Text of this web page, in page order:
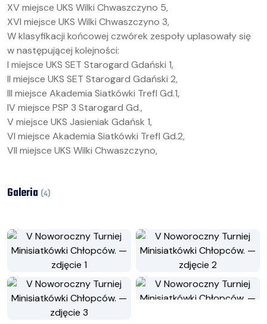
XV miejsce UKS Wilki Chwaszczyno 5,
XVI miejsce UKS Wilki Chwaszczyno 3,
W klasyfikacji końcowej czwórek zespoły uplasowały się
w następującej kolejności:
I miejsce UKS SET Starogard Gdański 1,
II miejsce UKS SET Starogard Gdański 2,
III miejsce Akademia Siatkówki Trefl Gd.1,
IV miejsce PSP 3 Starogard Gd.,
V miejsce UKS Jasieniak Gdańsk 1,
VI miejsce Akademia Siatkówki Trefl Gd.2,
VII miejsce UKS Wilki Chwaszczyno,
Galeria (4)